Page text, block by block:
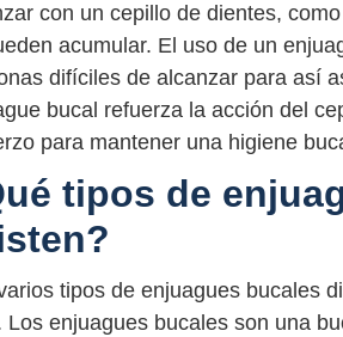
con un cepillo de dientes,
acumular. El uso de un
difíciles de alcanzar para así
bucal refuerza la acción del
para mantener una higiene
tipos de
tipos de enjuagues bucales
Los enjuagues bucales son una